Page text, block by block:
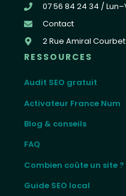
07 56 84 24 34 /
Contact
2 Rue Amiral Courbet
RESSOURCES
Audit SEO gratuit
Activateur France Num
Blog & conseils
FAQ
Combien coûte un site ?
Guide SEO local